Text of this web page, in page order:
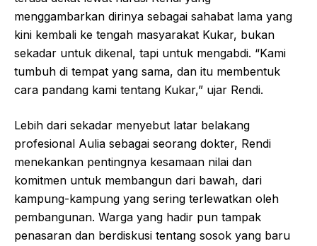
menggambarkan dirinya sebagai sahabat lama yang
kini kembali ke tengah masyarakat Kukar, bukan
sekadar untuk dikenal, tapi untuk mengabdi. “Kami
tumbuh di tempat yang sama, dan itu membentuk
cara pandang kami tentang Kukar,” ujar Rendi.
Lebih dari sekadar menyebut latar belakang
profesional Aulia sebagai seorang dokter, Rendi
menekankan pentingnya kesamaan nilai dan
komitmen untuk membangun dari bawah, dari
kampung-kampung yang sering terlewatkan oleh
pembangunan. Warga yang hadir pun tampak
penasaran dan berdiskusi tentang sosok yang baru